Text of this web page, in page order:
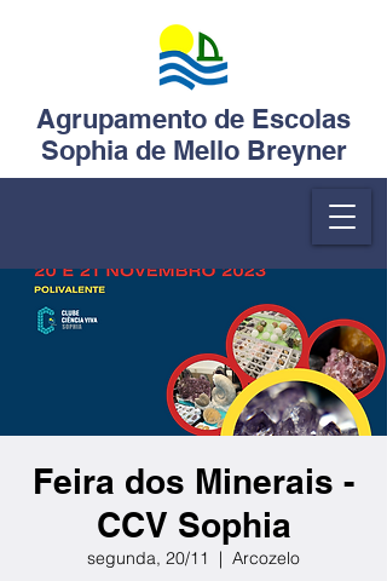
Agrupamento de Escolas
Sophia de Mello Breyner
Feira dos Minerais -
CCV Sophia
segunda, 20/11
  |
Arcozelo